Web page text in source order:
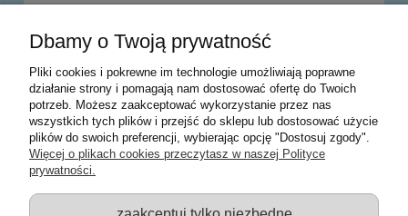
do koszyka
Warunki zakupów
Moje konto
Informacje o sklepie
Dbamy o Twoją prywatność
Pliki cookies i pokrewne im technologie umożliwiają poprawne
działanie strony i pomagają nam dostosować ofertę do Twoich
potrzeb. Możesz zaakceptować wykorzystanie przez nas
wszystkich tych plików i przejść do sklepu lub dostosować użycie
plików do swoich preferencji, wybierając opcję "Dostosuj zgody".
Więcej o plikach cookies przeczytasz w naszej Polityce
prywatności.